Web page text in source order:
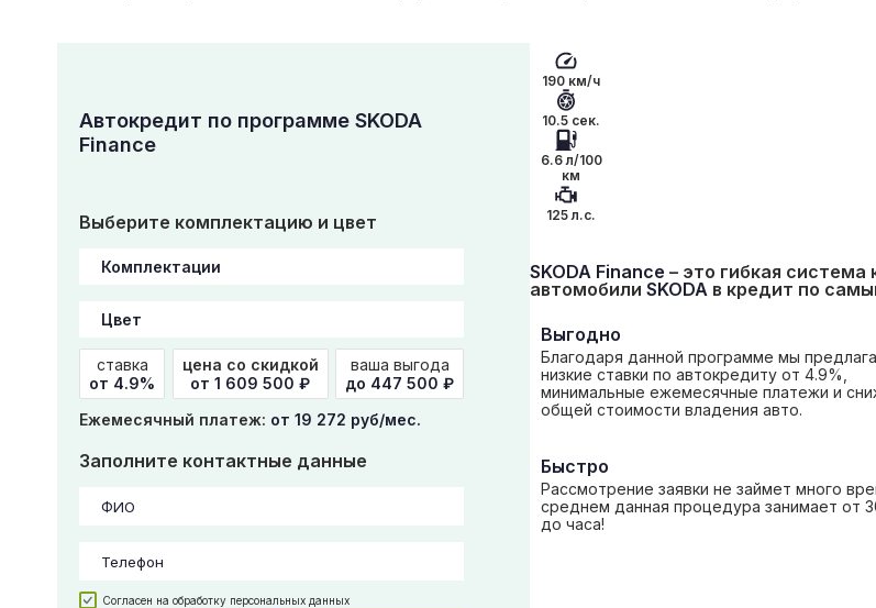
Автокредит по программе SKODA
Finance
Выберите комплектацию и цвет
ставка
от 4.9%
цена со скидкой
от 1 609 500 ₽
ваша выгода
до 447 500 ₽
Ежемесячный платеж: от 19 272 руб/мес.
Заполните контактные данные
Согласен на обработку персональных данных
190 км/ч
10.5 сек.
6.6 л/100
км
125 л.с.
SKODA Finance – это гибкая
автомобили SKODA в кредит по
Выгодно
Благодаря данной программе мы
низкие ставки по автокредиту от 4.9%,
минимальные ежемесячные платежи и
общей стоимости владения авто.
Быстро
Рассмотрение заявки не займет много
среднем данная процедура занимает от
до часа!